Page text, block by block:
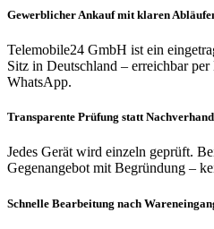
Gewerblicher Ankauf mit klaren
Telemobile24 GmbH ist ein
Sitz in Deutschland – erreichbar
WhatsApp.
Transparente Prüfung statt
Jedes Gerät wird einzeln geprüft.
Gegenangebot mit Begründung –
Schnelle Bearbeitung nach